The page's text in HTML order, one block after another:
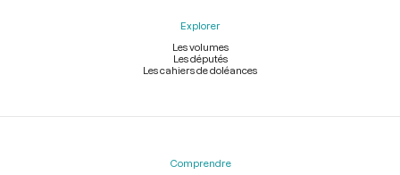
Explorer
Les volumes
Les députés
Les cahiers de doléances
Comprendre